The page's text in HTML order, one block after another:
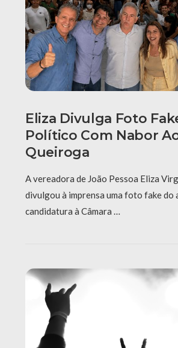
Eliza Divulga Foto
Político Com Nabor
Queiroga
A vereadora de João Pessoa Eliza
divulgou à imprensa uma foto fake do
candidatura à Câmara …